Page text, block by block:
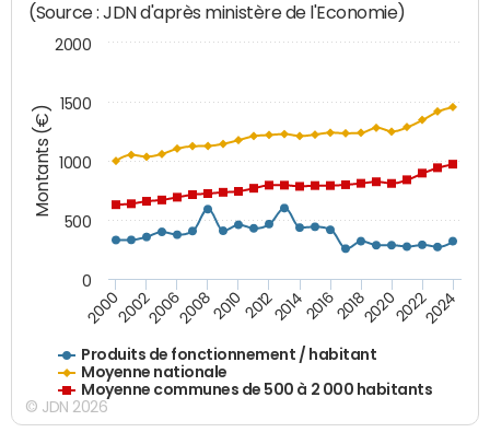
Montants (€)
(Source : JDN d'après ministère de l'Economie)
Produits de fonctionnement / habitant
Moyenne nationale
Moyenne communes de 500 à 2 000 habitants
200020022006200820102012201420162018202020222024
0
500
1000
1500
2000
© JDN 2026